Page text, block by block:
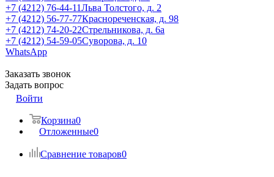
+7 (4212) 76-44-11Льва Толстого, д. 2
+7 (4212) 56-77-77Краснореченская, д. 98
+7 (4212) 74-20-22Стрельникова, д. 6а
+7 (4212) 54-59-05Суворова, д. 10
WhatsApp
Заказать звонок
Задать вопрос
Войти
Корзина0
Отложенные0
Сравнение товаров0